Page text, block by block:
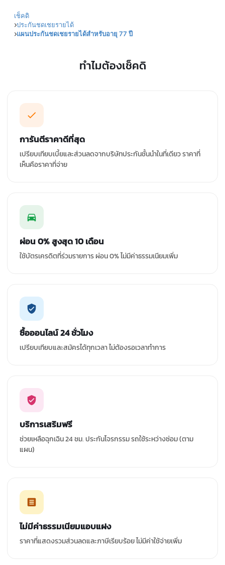
เช็คดิ
ประกันชดเชยรายได้
แผนประกันชดเชยรายได้สำหรับอายุ 77 ปี
ทำไมต้องเช็คดิ
การันตีราคาดีที่สุด
เปรียบเทียบเบี้ยและส่วนลดจากบริษัทประกันชั้นนำในที่เดียว ราคาที่
เห็นคือราคาที่จ่าย
ผ่อน 0% สูงสุด 10 เดือน
ใช้บัตรเครดิตที่ร่วมรายการ ผ่อน 0% ไม่มีค่าธรรมเนียมเพิ่ม
ซื้อออนไลน์ 24 ชั่วโมง
เปรียบเทียบและสมัครได้ทุกเวลา ไม่ต้องรอเวลาทำการ
บริการเสริมฟรี
ช่วยเหลือฉุกเฉิน 24 ชม. ประกันโจรกรรม รถใช้ระหว่างซ่อม (ตาม
แผน)
ไม่มีค่าธรรมเนียมแอบแฝง
ราคาที่แสดงรวมส่วนลดและภาษีเรียบร้อย ไม่มีค่าใช้จ่ายเพิ่ม